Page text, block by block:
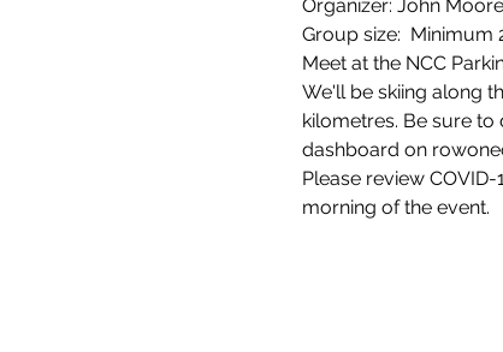
Organizer: John
Group size:  Minimum
Meet at the NCC
We'll be skiing along
kilometres. Be sure
dashboard on
Please review
morning of the event.